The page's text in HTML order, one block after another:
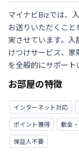
マイナビBizでは、
お送りいただくこ
実させています。
けつけサービス、
を全般的にサポート
お部屋の特徴
インターネット対応
ポイント獲得
敷金
保証人不要